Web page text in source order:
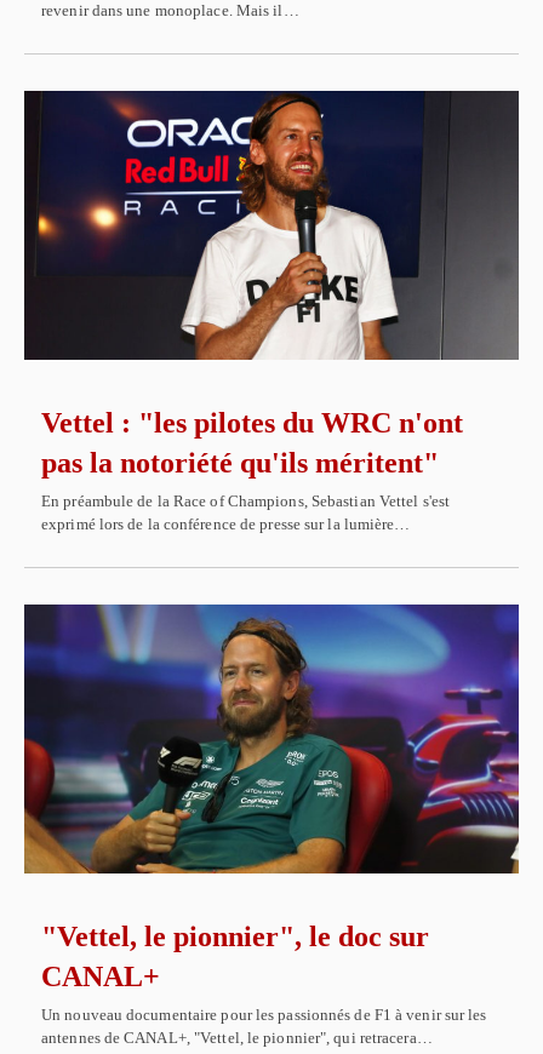
revenir dans une monoplace. Mais il…
Vettel : "les pilotes du WRC n'ont
pas la notoriété qu'ils méritent"
En préambule de la Race of Champions, Sebastian Vettel s'est
exprimé lors de la conférence de presse sur la lumière…
"Vettel, le pionnier", le doc sur
CANAL+
Un nouveau documentaire pour les passionnés de F1 à venir sur les
antennes de CANAL+, "Vettel, le pionnier", qui retracera…